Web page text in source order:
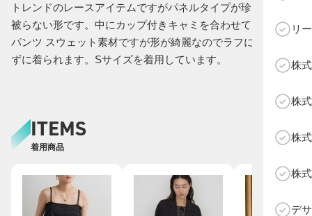
リ
株
株
株
株
デ
トレンドのレースアイテムですがパネルタイプが珍しく人と
被らない形です。中にカップ付きキャミを合わせています。
パンツ スウェット素材ですが形が綺麗なのでラフになりすぎ
ずに着られます。Sサイズを着用しています。
ITEMS
着用商品